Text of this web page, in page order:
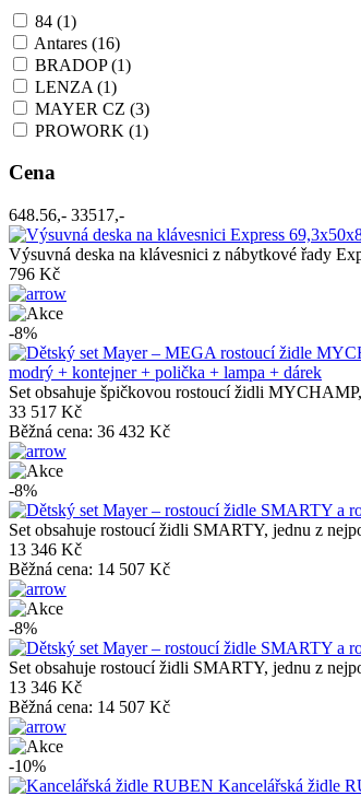
84 (1)
Antares (16)
BRADOP(1)
LENZA (1)
MAYER CZ (3)
PROWORK (1)
Cena
648.56,- 33517,-
Výsuvná deska na klávesnici z nábytkové řady
796 Kč
-8%
modrý + kontejner + polička + lampa + dárek
Set obsahuje špičkovou rostoucí židli
33 517 Kč
Běžná cena: 36 432 Kč
-8%
Set obsahuje rostoucí židli SMARTY, jednu z
13 346 Kč
Běžná cena: 14 507 Kč
-8%
Set obsahuje rostoucí židli SMARTY, jednu z
13 346 Kč
Běžná cena: 14 507 Kč
-10%
Kancelářská židle